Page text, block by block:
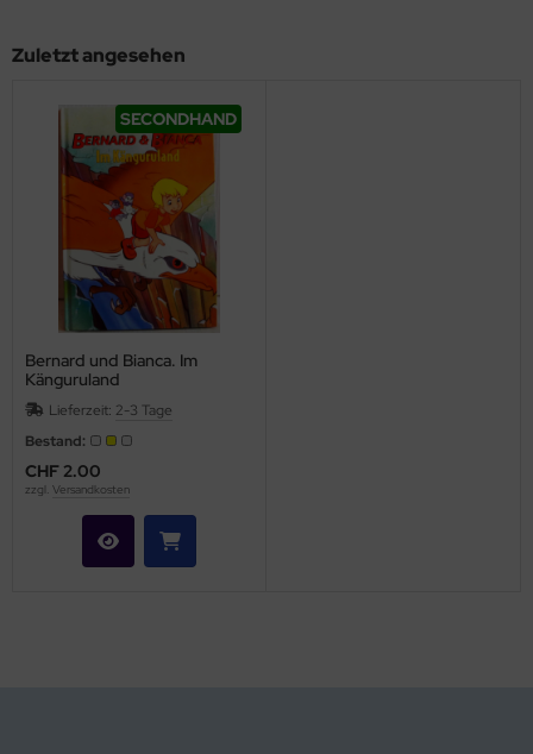
Zuletzt angesehen
SECONDHAND
Bernard und Bianca. Im
Känguruland
Lieferzeit: 2-3 Tage
Bestand:
CHF 2.00
zzgl. Versandkosten